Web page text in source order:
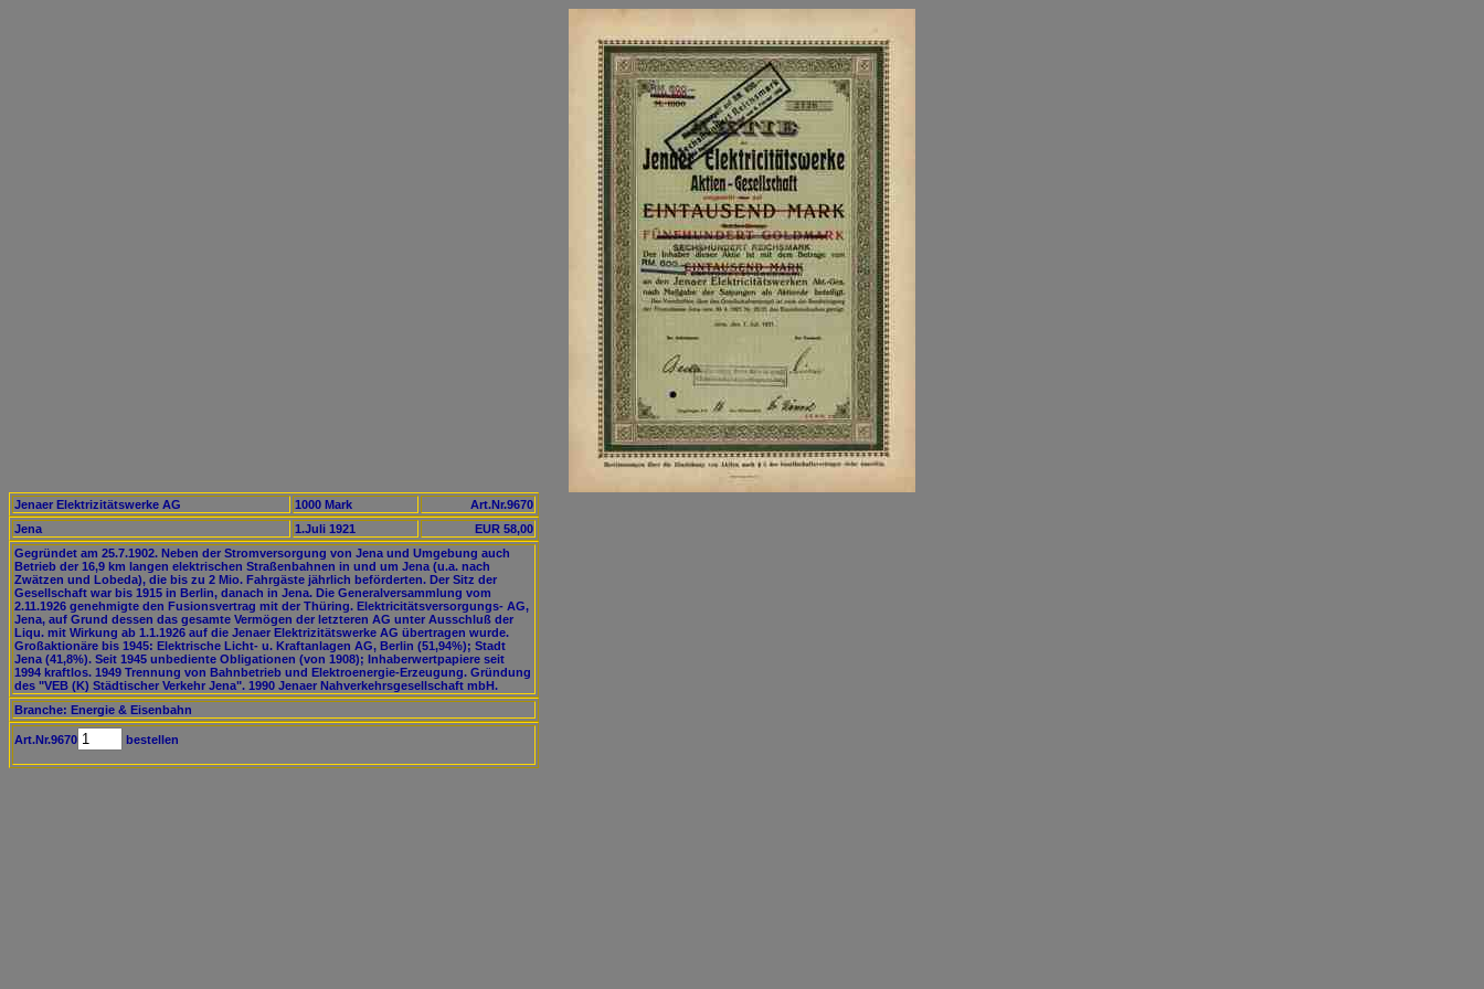
Jenaer Elektrizitätswerke AG 1000 Mark
Art.Nr.9670
Jena
1.Juli 1921
EUR 58,00
Gegründet am 25.7.1902. Neben der Stromversorgung von Jena und Umgebung auch
Betrieb der 16,9 km langen elektrischen Straßenbahnen in und um Jena (u.a. nach
Zwätzen und Lobeda), die bis zu 2 Mio. Fahrgäste jährlich beförderten. Der Sitz der
Gesellschaft war bis 1915 in Berlin, danach in Jena. Die Generalversammlung vom
2.11.1926 genehmigte den Fusionsvertrag mit der Thüring. Elektricitätsversorgungs- AG,
Jena, auf Grund dessen das gesamte Vermögen der letzteren AG unter Ausschluß der
Liqu. mit Wirkung ab 1.1.1926 auf die Jenaer Elektrizitätswerke AG übertragen wurde.
Großaktionäre bis 1945: Elektrische Licht- u. Kraftanlagen AG, Berlin (51,94%); Stadt
Jena (41,8%). Seit 1945 unbediente Obligationen (von 1908); Inhaberwertpapiere seit
1994 kraftlos. 1949 Trennung von Bahnbetrieb und Elektroenergie-Erzeugung. Gründung
des "VEB (K) Städtischer Verkehr Jena". 1990 Jenaer Nahverkehrsgesellschaft mbH.
Branche: Energie & Eisenbahn
Art.Nr.9670 bestellen